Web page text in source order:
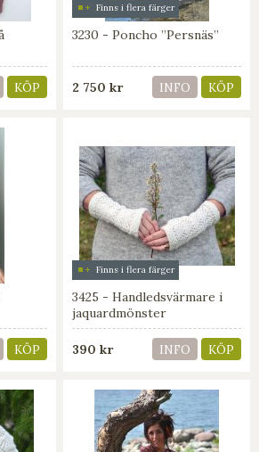
KÖP
Finns i flera färger
3230 - Poncho ”Persnäs”
2 750 kr INFO KÖP
KÖP
Finns i flera färger
3425 - Handledsvärmare i
jaquardmönster
390 kr INFO KÖP